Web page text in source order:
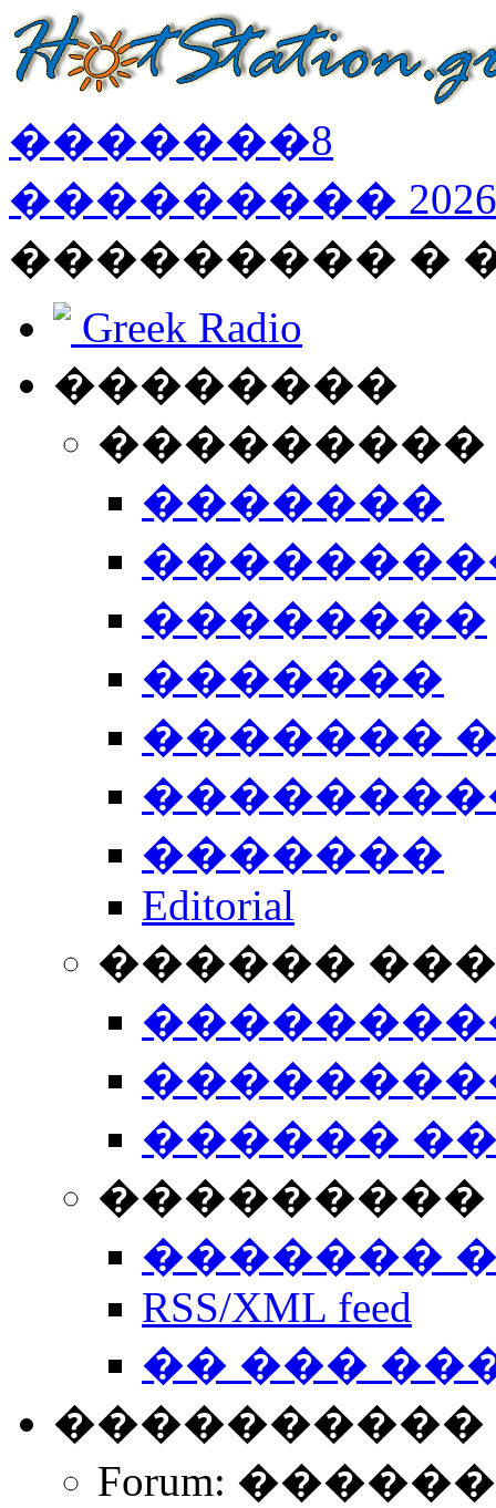
�������8
��������� 2026
��������� �
Greek Radio
��������
�������
��������
�������
�������
�������
Editorial
������
������
���������
�������
RSS/XML feed
�� ���
����������
Forum: